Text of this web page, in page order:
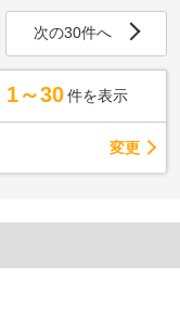
次の30件へ
1～30 件を表示
変更